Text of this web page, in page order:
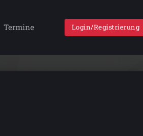
Termine Login/Registrierung